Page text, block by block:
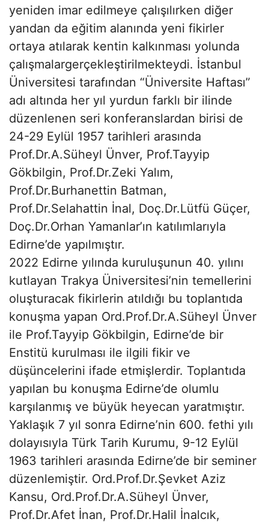
yeniden imar edilmeye çalışılırken diğer
yandan da eğitim alanında yeni fikirler
ortaya atılarak kentin kalkınması yolunda
çalışmalargerçekleştirilmekteydi. İstanbul
Üniversitesi tarafından “Üniversite Haftası”
adı altında her yıl yurdun farklı bir ilinde
düzenlenen seri konferanslardan birisi de
24-29 Eylül 1957 tarihleri arasında
Prof.Dr.A.Süheyl Ünver, Prof.Tayyip
Gökbilgin, Prof.Dr.Zeki Yalım,
Prof.Dr.Burhanettin Batman,
Prof.Dr.Selahattin İnal, Doç.Dr.Lütfü Güçer,
Doç.Dr.Orhan Yamanlar’ın katılımlarıyla
Edirne’de yapılmıştır.
2022 Edirne yılında kuruluşunun 40. yılını
kutlayan Trakya Üniversitesi’nin temellerini
oluşturacak fikirlerin atıldığı bu toplantıda
konuşma yapan Ord.Prof.Dr.A.Süheyl Ünver
ile Prof.Tayyip Gökbilgin, Edirne’de bir
Enstitü kurulması ile ilgili fikir ve
düşüncelerini ifade etmişlerdir. Toplantıda
yapılan bu konuşma Edirne’de olumlu
karşılanmış ve büyük heyecan yaratmıştır.
Yaklaşık 7 yıl sonra Edirne’nin 600. fethi yılı
dolayısıyla Türk Tarih Kurumu, 9-12 Eylül
1963 tarihleri arasında Edirne’de bir seminer
düzenlemiştir. Ord.Prof.Dr.Şevket Aziz
Kansu, Ord.Prof.Dr.A.Süheyl Ünver,
Prof.Dr.Afet İnan, Prof.Dr.Halil İnalcık,